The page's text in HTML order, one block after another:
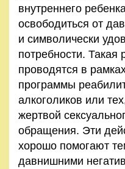
внутреннего
освободиться от
и символически
потребности. Такая
проводятся в
программы
алкоголиков или
жертвой
обращения. Эти
хорошо помогают
давнишними